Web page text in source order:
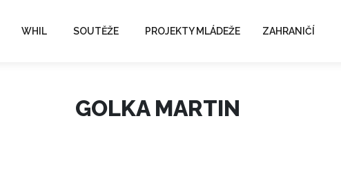
WHIL SOUTĚŽE PROJEKTY MLÁDEŽE ZAHRANIČÍ
GOLKA MARTIN